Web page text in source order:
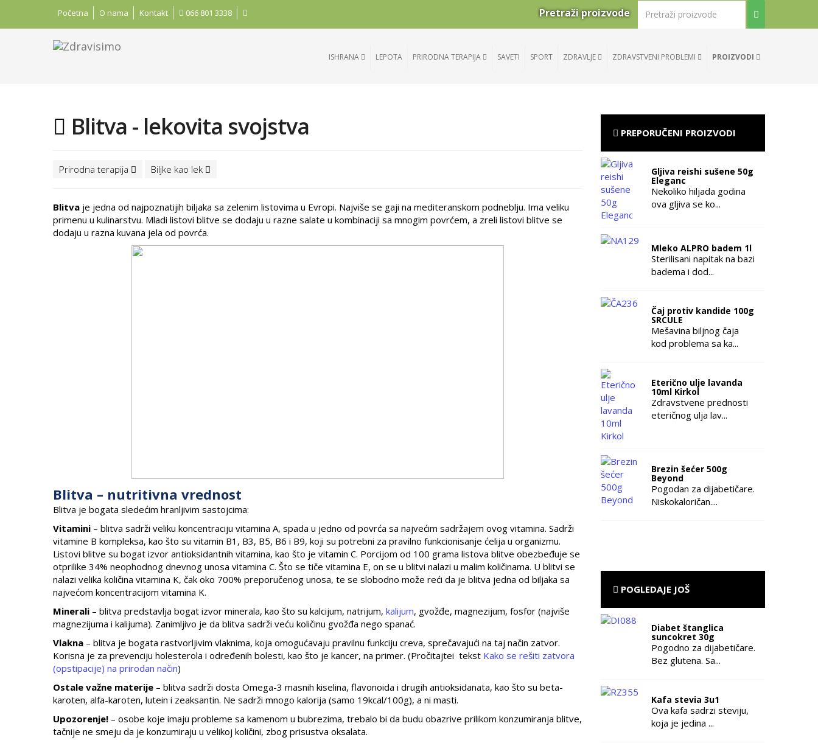
Početna O nama Kontakt 066 801 3338 Pretraži proizvode
ISHRANA LEPOTA PRIRODNA TERAPIJA SAVETI SPORT ZDRAVLJE ZDRAVSTVENI PROBLEMI PROIZVODI
Blitva - lekovita svojstva
Prirodna terapija Biljke kao lek
Blitva je jedna od najpoznatijih biljaka sa zelenim listovima u Evropi. Najviše se gaji na mediteranskom podneblju. Ima veliku
primenu u kulinarstvu. Mladi listovi blitve se dodaju u razne salate u kombinaciji sa mnogim povrćem, a zreli listovi blitve se
dodaju u razna kuvana jela od povrća.
Blitva – nutritivna vrednost
Blitva je bogata sledećim hranljivim sastojcima:
Vitamini – blitva sadrži veliku koncentraciju vitamina A, spada u jedno od povrća sa najvećim sadržajem ovog vitamina. Sadrži
vitamine B kompleksa, kao što su vitamin B1, B3, B5, B6 i B9, koji su potrebni za pravilno funkcionisanje ćelija u organizmu.
Listovi blitve su bogat izvor antioksidantnih vitamina, kao što je vitamin C. Porcijom od 100 grama listova blitve obezbeđuje se
otprilike 34% neophodnog dnevnog unosa vitamina C. Što se tiče vitamina E, on se u blitvi nalazi u malim količinama. U blitvi se
nalazi velika količina vitamina K, čak oko 700% preporučenog unosa, te se slobodno može reći da je blitva jedna od biljaka sa
najvećom koncentracijom vitamina K.
Minerali – blitva predstavlja bogat izvor minerala, kao što su kalcijum, natrijum, kalijum, gvožđe, magnezijum, fosfor (najviše
magnezijuma i kalijuma). Zanimljivo je da blitva sadrži veću količinu gvožđa nego spanać.
Vlakna – blitva je bogata rastvorljivim vlaknima, koja omogućavaju pravilnu funkciju creva, sprečavajući na taj način zatvor.
Korisna je za prevenciju holesterola i određenih bolesti, kao što je kancer, na primer. (Pročitajtei tekst Kako se rešiti zatvora
(opstipacije) na prirodan način)
Ostale važne materije – blitva sadrži dosta Omega-3 masnih kiselina, flavonoida i drugih antioksidanata, kao što su beta-
karoten, alfa-karoten, lutein i zeaksantin. Ne sadrži mnogo kalorija (samo 19kcal/100g), a ni masti.
Upozorenje! – osobe koje imaju probleme sa kamenom u bubrezima, trebalo bi da budu obazrive prilikom konzumiranja blitve,
tačnije ne smeju da je konzumiraju u velikoj količini, zbog prisustva oksalata.
PREPORUČENI PROIZVODI
Gljiva reishi sušene 50g
Eleganc
Nekoliko hiljada godina
ova gljiva se ko...
Mleko ALPRO badem 1l
Sterilisani napitak na bazi
badema i dod...
Čaj protiv kandide 100g
SRCULE
Mešavina biljnog čaja
kod problema sa ka...
Eterično ulje lavanda
10ml Kirkol
Zdravstvene prednosti
eteričnog ulja lav...
Brezin šećer 500g
Beyond
Pogodan za dijabetičare.
Niskokaloričan....
POGLEDAJE JOŠ
Diabet štanglica
suncokret 30g
Pogodno za dijabetičare.
Bez glutena. Sa...
Kafa stevia 3u1
Ova kafa sadrzi steviju,
koja je jedina ...